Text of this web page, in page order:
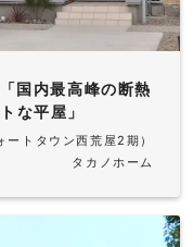
国内最高峰の断熱
な平屋」
トタウン西荒屋2期）
タカノホーム